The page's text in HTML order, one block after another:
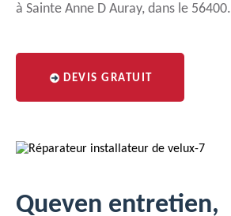
à Sainte Anne D Auray, dans le 56400.
DEVIS GRATUIT
Queven entretien,